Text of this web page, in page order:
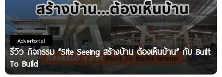
Advertorial
รีวิว กิจกรรม “Site Seeing สร้างบ้าน ต้องเห็นบ้าน” กับ Built
To Build